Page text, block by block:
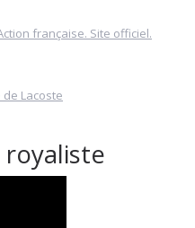
française. Site officiel.
Lacoste